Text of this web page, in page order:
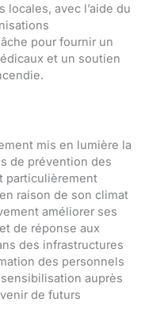
avec l’aide du
pour fournir un
et un soutien
mis en lumière la
de prévention des
particulièrement
raison de son climat
améliorer ses
de réponse aux
des infrastructures
des personnels
auprès
de futurs